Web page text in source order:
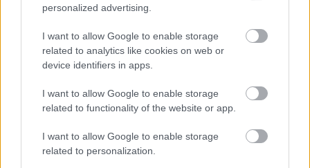
personalized advertising.
I want to allow Google to enable storage
related to analytics like cookies on web or
device identifiers in apps.
I want to allow Google to enable storage
related to functionality of the website or app.
I want to allow Google to enable storage
related to personalization.
σε βγάζει μπροστά. Ο έλεγχος πρέπει να υπάρχει, αλλά
πρέπει να είσαι διατεθειμένος, εκεί που χρειάζεται, να
τον αφήσεις λίγο και να ελευθερωθείς πάνω στη
Ο Αλέξανδρος Λιακόπουλος έχει κάνει μια εξαιρετική
σκηνοθεσία στο έργο. Σου περνάει όλα τα μηνύματα
που πρέπει να σου περάσει. Η συγγραφέας, η Εύη